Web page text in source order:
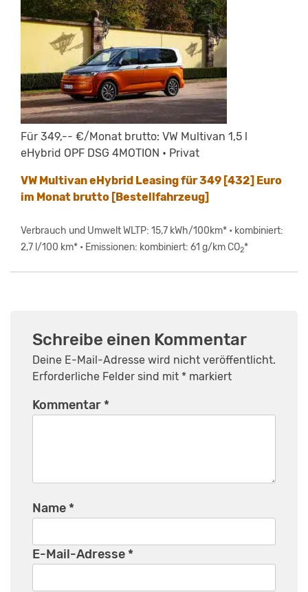
Für 349,-- €/Monat brutto: VW Multivan 1,5 l
eHybrid OPF DSG 4MOTION • Privat
VW Multivan eHybrid Leasing für 349 [432] Euro
im Monat brutto [Bestellfahrzeug]
Verbrauch und Umwelt WLTP: 15,7 kWh/100km* • kombiniert:
2,7 l/100 km* • Emissionen: kombiniert: 61 g/km CO2*
Schreibe einen Kommentar
Deine E-Mail-Adresse wird nicht veröffentlicht.
Erforderliche Felder sind mit * markiert
Kommentar *
Name *
E-Mail-Adresse *